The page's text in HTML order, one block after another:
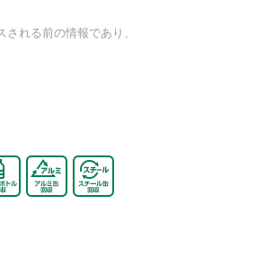
れる前の情報であり、